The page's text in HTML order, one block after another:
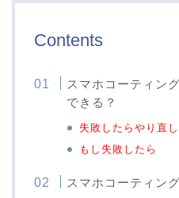
Contents
スマホコーティン
できる？
失敗したらやり直
もし失敗したら
スマホコーティン